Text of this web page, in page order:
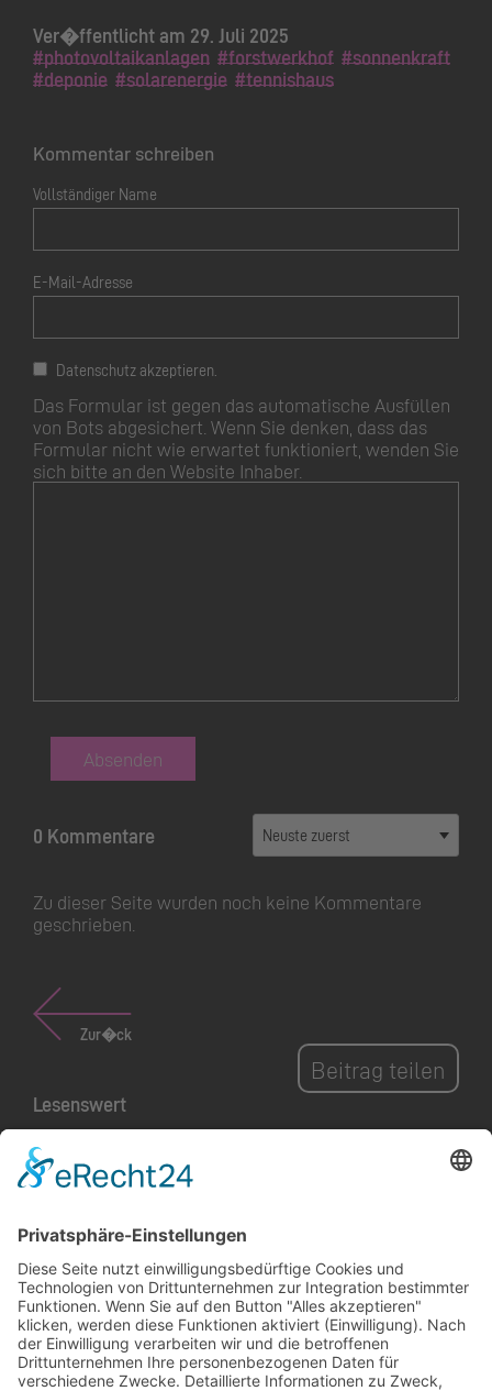
Ver�ffentlicht am 29. Juli 2025
#photovoltaikanlagen #forstwerkhof #sonnenkraft
#deponie #solarenergie #tennishaus
Kommentar schreiben
Vollständiger Name
E-Mail-Adresse
Datenschutz akzeptieren.
Das Formular ist gegen das automatische Ausfüllen
von Bots abgesichert. Wenn Sie denken, dass das
Formular nicht wie erwartet funktioniert, wenden Sie
sich bitte an den Website Inhaber.
Absenden
0 Kommentare
Zu dieser Seite wurden noch keine Kommentare
geschrieben.
Zur�ck
Beitrag teilen
Lesenswert
zum Mitmachen
inspirieren